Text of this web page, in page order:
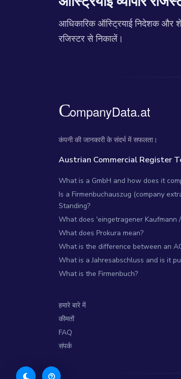
आधिकारिक ऑस्ट्रियाई निदेशक और
रजिस्टर से निकालें।
कंपनी की जानकारी के संदर्भ में सफलता।
Austrian Commercial Register
What is a GmbH and how does it
Is a Firmenbuchauszug (company
Standing?
What does 'eingetragener Kaufmann
What does Prokura mean?
What is the difference between an
What is a Jahresabschluss and is it
What is the Firmenbuch?
हमारे बारे में
कीमतों
FAQ
संपर्क